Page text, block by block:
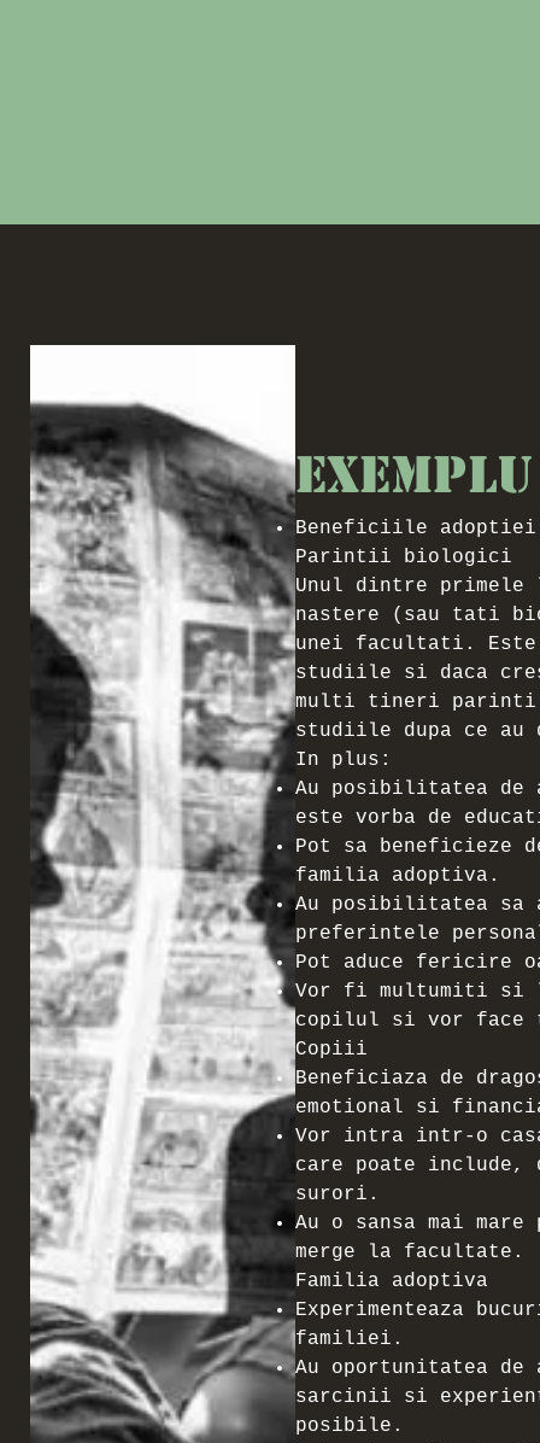
Exemplu
Beneficiile adoptiei
Parintii biologici
Unul dintre primele
nastere (sau tati
unei facultati.
studiile si daca
multi tineri parinti
studiile dupa ce
In plus:
Au posibilitatea de
este vorba de
Pot sa beneficieze
familia adoptiva.
Au posibilitatea sa
preferintele
Pot aduce fericire
Vor fi multumiti
copilul si vor
Copiii
Beneficiaza de
emotional si
Vor intra intr-o
care poate include,
surori.
Au o sansa mai
merge la facultate.
Familia adoptiva
Experimenteaza
familiei.
Au oportunitatea
sarcinii si
posibile.